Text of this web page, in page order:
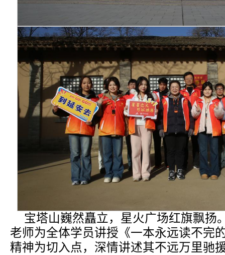
宝塔山巍然矗立，星火广场红旗飘扬
老师为全体学员讲授《一本永远读不完
精神为切入点，深情讲述其不远万里驰